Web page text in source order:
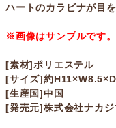
ハートのカラビナが目
※画像はサンプルです
[素材]ポリエステル
[サイズ]約
[生産国]中国
[発売元]株式会社ナカ